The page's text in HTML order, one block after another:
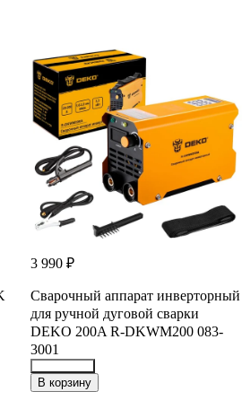
3 990 ₽
Сварочный аппарат инверторный
для ручной дуговой сварки
DEKO 200A R-DKWM200 083-
3001
38548648
В корзину